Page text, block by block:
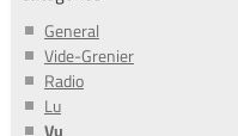
General
Vide-Grenier
Radio
Lu
Vu